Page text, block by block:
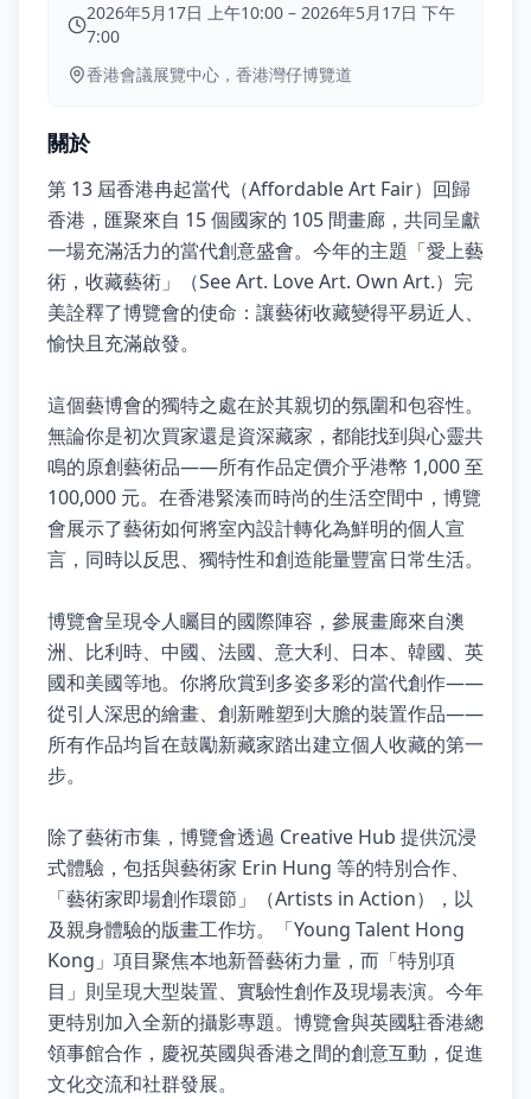
2026年5月17日 上午10:00 – 2026年5月17日 下午
7:00
香港會議展覽中心，香港灣仔博覽道
關於
第 13 屆香港冉起當代（Affordable Art Fair）回歸
香港，匯聚來自 15 個國家的 105 間畫廊，共同呈獻
一場充滿活力的當代創意盛會。今年的主題「愛上藝
術，收藏藝術」（See Art. Love Art. Own Art.）完
美詮釋了博覽會的使命：讓藝術收藏變得平易近人、
愉快且充滿啟發。
這個藝博會的獨特之處在於其親切的氛圍和包容性。
無論你是初次買家還是資深藏家，都能找到與心靈共
鳴的原創藝術品——所有作品定價介乎港幣 1,000 至
100,000 元。在香港緊湊而時尚的生活空間中，博覽
會展示了藝術如何將室內設計轉化為鮮明的個人宣
言，同時以反思、獨特性和創造能量豐富日常生活。
博覽會呈現令人矚目的國際陣容，參展畫廊來自澳
洲、比利時、中國、法國、意大利、日本、韓國、英
國和美國等地。你將欣賞到多姿多彩的當代創作——
從引人深思的繪畫、創新雕塑到大膽的裝置作品——
所有作品均旨在鼓勵新藏家踏出建立個人收藏的第一
步。
除了藝術市集，博覽會透過 Creative Hub 提供沉浸
式體驗，包括與藝術家 Erin Hung 等的特別合作、
「藝術家即場創作環節」（Artists in Action），以
及親身體驗的版畫工作坊。「Young Talent Hong
Kong」項目聚焦本地新晉藝術力量，而「特別項
目」則呈現大型裝置、實驗性創作及現場表演。今年
更特別加入全新的攝影專題。博覽會與英國駐香港總
領事館合作，慶祝英國與香港之間的創意互動，促進
文化交流和社群發展。